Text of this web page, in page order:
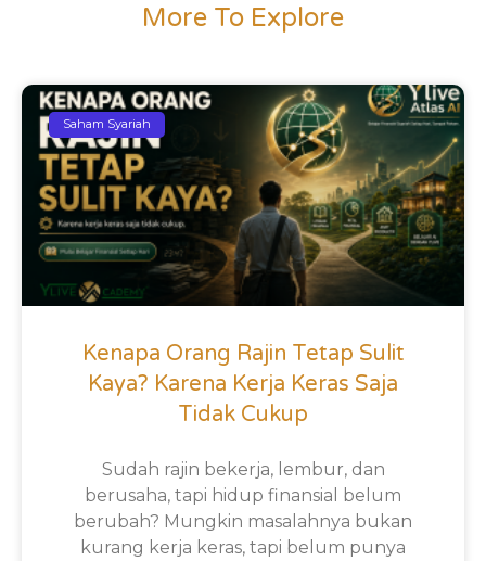
More To Explore
Saham Syariah
Kenapa Orang Rajin Tetap Sulit
Kaya? Karena Kerja Keras Saja
Tidak Cukup
Sudah rajin bekerja, lembur, dan
berusaha, tapi hidup finansial belum
berubah? Mungkin masalahnya bukan
kurang kerja keras, tapi belum punya